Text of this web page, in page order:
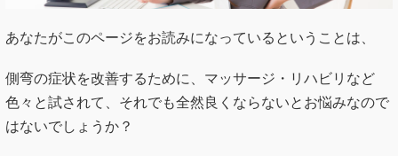
あなたがこのページをお読みになっているということは、
側弯の症状を改善するために、マッサージ・リハビリなど
色々と試されて、それでも全然良くならないとお悩みなので
はないでしょうか？